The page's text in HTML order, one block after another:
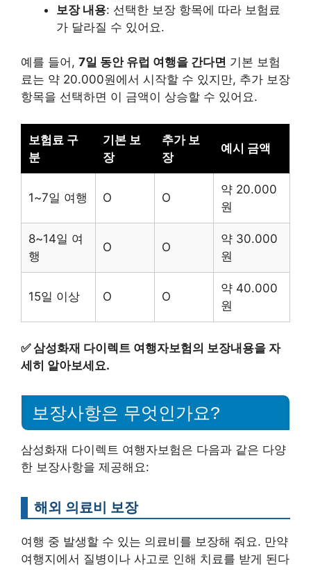
보장 내용: 선택한 보장 항목에 따라 보험료
가 달라질 수 있어요.
예를 들어, 7일 동안 유럽 여행을 간다면 기본 보험
료는 약 20.000원에서 시작할 수 있지만, 추가 보장
항목을 선택하면 이 금액이 상승할 수 있어요.
보험료 구
분
기본 보
장
추가 보
장
예시 금액
1~7일 여행 O O
약 20.000
원
8~14일 여
행
O O
약 30.000
원
15일 이상 O O
약 40.000
원
✅삼성화재 다이렉트 여행자보험의 보장내용을 자
세히 알아보세요.
보장사항은 무엇인가요?
삼성화재 다이렉트 여행자보험은 다음과 같은 다양
한 보장사항을 제공해요:
해외 의료비 보장
여행 중 발생할 수 있는 의료비를 보장해 줘요. 만약
여행지에서 질병이나 사고로 인해 치료를 받게 된다